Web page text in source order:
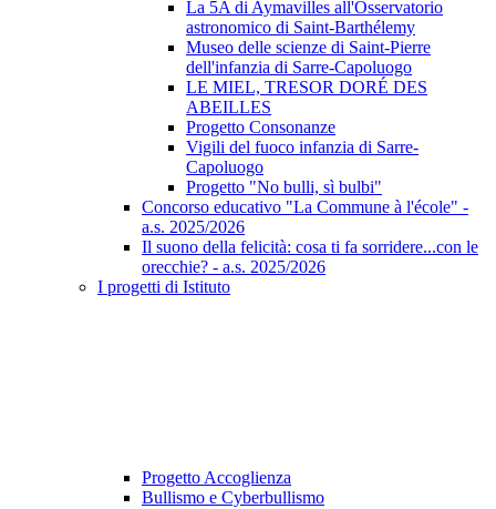
La 5A di Aymavilles all'Osservatorio
astronomico di Saint-Barthélemy
Museo delle scienze di Saint-Pierre
dell'infanzia di Sarre-Capoluogo
LE MIEL, TRESOR DORÉ DES
ABEILLES
Progetto Consonanze
Vigili del fuoco infanzia di Sarre-
Capoluogo
Progetto "No bulli, sì bulbi"
Concorso educativo "La Commune à l'école" -
a.s. 2025/2026
Il suono della felicità: cosa ti fa sorridere...con le
orecchie? - a.s. 2025/2026
I progetti di Istituto
Progetto Accoglienza
Bullismo e Cyberbullismo